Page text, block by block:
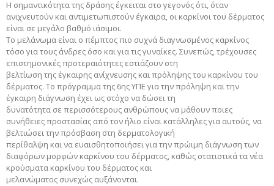
Η σημαντικότητα της δράσης έγκειται στο γεγονός ότι, όταν
ανιχνευτούν και αντιμετωπιστούν έγκαιρα, οι καρκίνοι του δέρματος
είναι σε μεγάλο βαθμό ιάσιμοι.
Το μελάνωμα είναι ο πέμπτος πιο συχνά διαγνωσμένος καρκίνος
τόσο για τους άνδρες όσο και για τις γυναίκες. Συνεπώς, τρέχουσες
επιστημονικές προτεραιότητες εστιάζουν στη
βελτίωση της έγκαιρης ανίχνευσης και πρόληψης του καρκίνου του
δέρματος. Το πρόγραμμα της 6ης ΥΠΕ για την πρόληψη και την
έγκαιρη διάγνωση έχει ως στόχο να δώσει τη
δυνατότητα σε περισσότερους ανθρώπους να μάθουν ποιες
συνήθειες προστασίας από τον ήλιο είναι κατάλληλες για αυτούς, να
βελτιώσει την πρόσβαση στη δερματολογική
περίθαλψη και να ευαισθητοποιήσει για την πρώιμη διάγνωση των
διαφόρων μορφών καρκίνου του δέρματος, καθώς στατιστικά τα νέα
κρούσματα καρκίνου του δέρματος και
μελανώματος συνεχώς αυξάνονται.